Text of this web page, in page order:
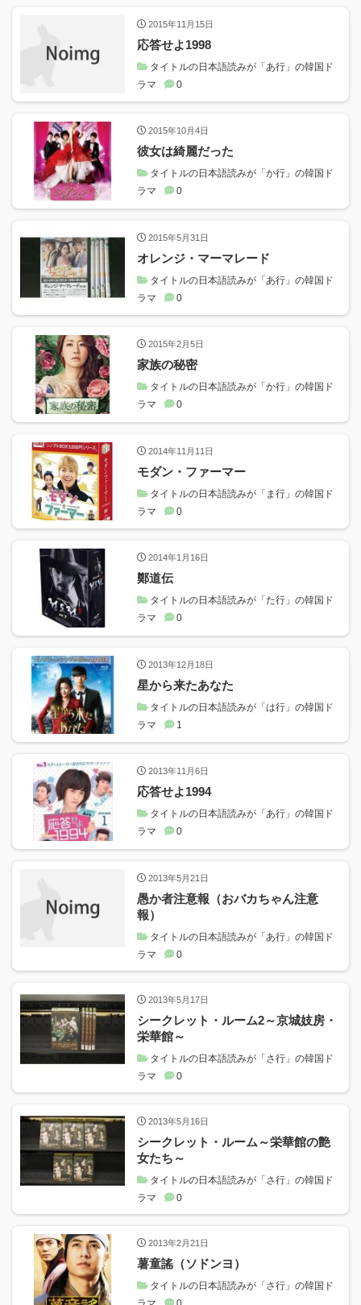
2015年11月15日
応答せよ1998
タイトルの日本語読みが「あ行」の韓国ド
ラマ
0
2015年10月4日
彼女は綺麗だった
タイトルの日本語読みが「か行」の韓国ド
ラマ
0
2015年5月31日
オレンジ・マーマレード
タイトルの日本語読みが「あ行」の韓国ド
ラマ
0
2015年2月5日
家族の秘密
タイトルの日本語読みが「か行」の韓国ド
ラマ
0
2014年11月11日
モダン・ファーマー
タイトルの日本語読みが「ま行」の韓国ド
ラマ
0
2014年1月16日
鄭道伝
タイトルの日本語読みが「た行」の韓国ド
ラマ
0
2013年12月18日
星から来たあなた
タイトルの日本語読みが「は行」の韓国ド
ラマ
1
2013年11月6日
応答せよ1994
タイトルの日本語読みが「あ行」の韓国ド
ラマ
0
2013年5月21日
愚か者注意報（おバカちゃん注意
報）
タイトルの日本語読みが「あ行」の韓国ド
ラマ
0
2013年5月17日
シークレット・ルーム2～京城妓房・
栄華館～
タイトルの日本語読みが「さ行」の韓国ド
ラマ
0
2013年5月16日
シークレット・ルーム～栄華館の艶
女たち～
タイトルの日本語読みが「さ行」の韓国ド
ラマ
0
2013年2月21日
薯童謠（ソドンヨ）
タイトルの日本語読みが「さ行」の韓国ド